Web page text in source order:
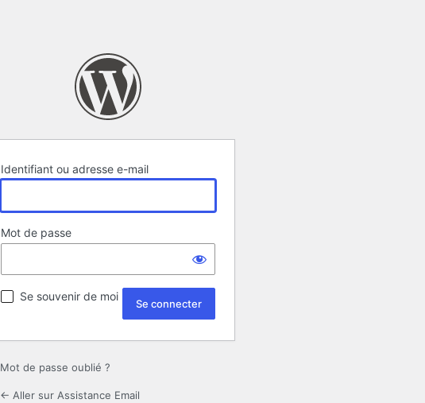
Identifiant ou adresse e-mail
Mot de passe
Se souvenir de moi
Mot de passe oublié ?
← Aller sur Assistance Email